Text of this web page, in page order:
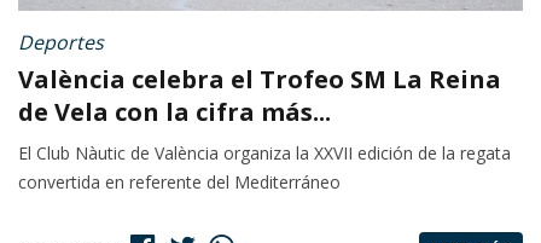
Deportes
València celebra el Trofeo SM La Reina
de Vela con la cifra más...
El Club Nàutic de València organiza la XXVII edición de la regata
convertida en referente del Mediterráneo